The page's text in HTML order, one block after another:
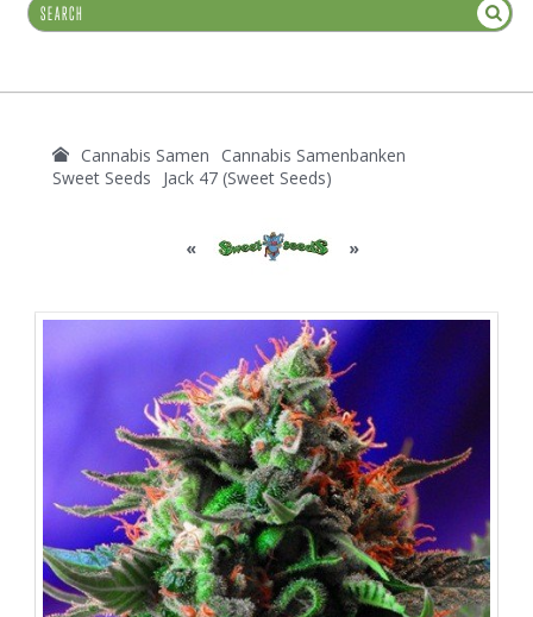
Cannabis Samen
Cannabis Samenbanken
Sweet Seeds
Jack 47 (Sweet Seeds)
« »